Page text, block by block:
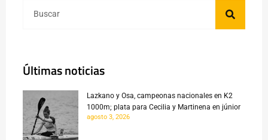
Últimas noticias
Lazkano y Osa, campeonas nacionales en K2
1000m; plata para Cecilia y Martinena en júnior
agosto 3, 2026